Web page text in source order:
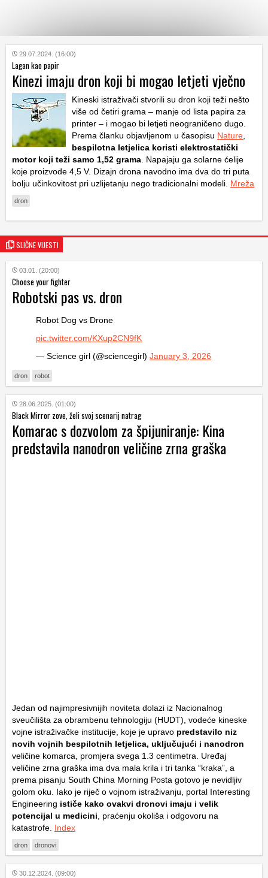
KATEGORIJE
HRVATSKI
WEB
29.07.2024. (16:00)
Lagan kao papir
Kinezi imaju dron koji bi mogao letjeti vječno
Kineski istraživači stvorili su dron koji teži nešto
više od četiri grama – manje od lista papira za
printer – i mogao bi letjeti neograničeno dugo.
Prema članku objavljenom u časopisu Nature
bespilotna letjelica koristi elektrostatički
motor koji teži samo 1,52 grama . Napajaju ga solarne ćelije
koje proizvode 4,5 V. Dizajn drona navodno ima dva do tri puta
bolju učinkovitost pri uzlijetanju nego tradicionalni modeli. Mreža
dron
SLIČNE VIJESTI
03.01. (20:00)
Choose your fighter
Robotski pas vs. dron
Robot Dog vs Drone
pic.twitter.com/KXup2CN9fK
— Science girl (@sciencegirl) January 3, 2026
dron robot
28.06.2025. (01:00)
Black Mirror zove, želi svoj scenarij natrag
Komarac s dozvolom za špijuniranje: Kina
predstavila nanodron veličine zrna graška
Jedan od najimpresivnijih noviteta dolazi iz Nacionalnog
sveučilišta za obrambenu tehnologiju (HUDT), vodeće kineske
vojne istraživačke institucije, koje je upravo predstavilo niz
novih vojnih bespilotnih letjelica, uključujući i nanodron
veličine komarca, promjera svega 1.3 centimetra. Uređaj
veličine zrna graška ima dva mala krila i tri tanka “kraka”, a
prema pisanju South China Morning Posta gotovo je nevidljiv
golom oku. Iako je riječ o vojnom istraživanju, portal Interesting
Engineering ističe kako ovakvi dronovi imaju i velik
potencijal u medicini , praćenju okoliša i odgovoru na
katastrofe. Index
dron dronovi
30.12.2024. (09:00)